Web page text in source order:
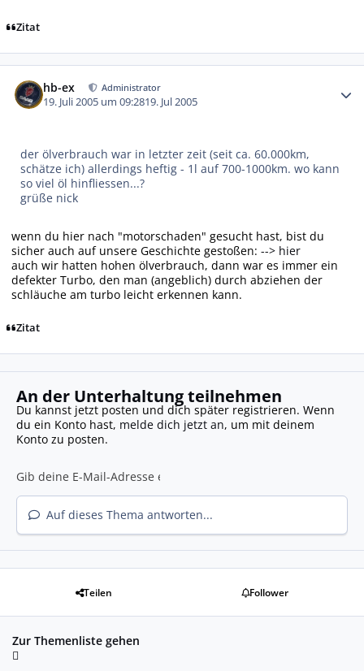
Zitat
hb-ex Administrator
19. Juli 2005 um 09:2819. Jul 2005
der ölverbrauch war in letzter zeit (seit ca. 60.000km,
schätze ich) allerdings heftig - 1l auf 700-1000km. wo kann
so viel öl hinfliessen...?
grüße nick
wenn du hier nach "motorschaden" gesucht hast, bist du
sicher auch auf unsere Geschichte gestoßen: --> hier
auch wir hatten hohen ölverbrauch, dann war es immer ein
defekter Turbo, den man (angeblich) durch abziehen der
schläuche am turbo leicht erkennen kann.
Zitat
An der Unterhaltung teilnehmen
Du kannst jetzt posten und dich später registrieren. Wenn
du ein Konto hast, melde dich jetzt an, um mit deinem
Konto zu posten.
Auf dieses Thema antworten...
Teilen Follower
Zur Themenliste gehen